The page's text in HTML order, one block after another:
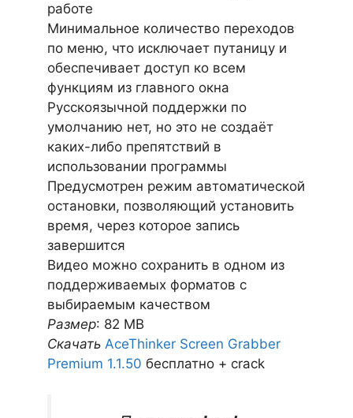
работе
Минимальное количество переходов
по меню, что исключает путаницу и
обеспечивает доступ ко всем
функциям из главного окна
Русскоязычной поддержки по
умолчанию нет, но это не создаёт
каких-либо препятствий в
использовании программы
Предусмотрен режим автоматической
остановки, позволяющий установить
время, через которое запись
завершится
Видео можно сохранить в одном из
поддерживаемых форматов с
выбираемым качеством
Размер: 82 MB
Скачать AceThinker Screen Grabber
Premium 1.1.50 бесплатно + crack